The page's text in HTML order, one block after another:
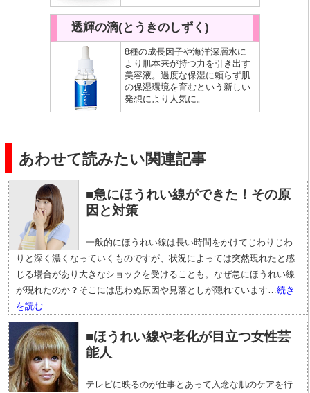
透輝の滴(とうきのしずく)
8種の成長因子や海洋深層水に
より肌本来が持つ力を引き出す
美容液。過度な保湿に頼らず肌
の保湿環境を育むという新しい
発想により人気に。
あわせて読みたい関連記事
■急にほうれい線ができた！その原
因と対策
一般的にほうれい線は長い時間をかけてじわりじわ
りと深く濃くなっていくものですが、状況によっては突然現れたと感
じる場合があり大きなショックを受けることも。なぜ急にほうれい線
が現れたのか？そこには思わぬ原因や見落としが隠れています…続き
を読む
■ほうれい線や老化が目立つ女性芸
能人
テレビに映るのが仕事とあって入念な肌のケアを行